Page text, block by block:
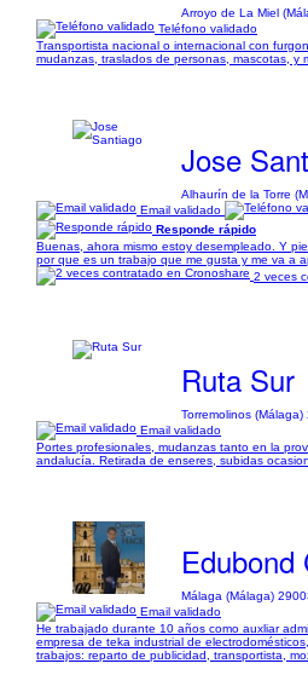
Arroyo de La Miel
Teléfono validado
Transportista nacional o internacional con
mudanzas, traslados de personas, mascotas, y
Jose
Alhaurín de la Torre
Email validado
Responde rápido
Buenas, ahora mismo estoy desempleado. Y
por que es un trabajo que me gusta y me va a
2 veces
Ruta Sur
Torremolinos (Málaga)
Email validado
Portes profesionales, mudanzas tanto en la
andalucía. Retirada de enseres, subidas
Edubond
Málaga (Málaga)
Email validado
He trabajado durante 10 años como auxliar
empresa de teka industrial de
trabajos: reparto de publicidad, transportista,